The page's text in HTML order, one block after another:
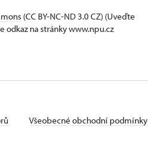
(CC BY-NC-ND 3.0 CZ) (Uveďte
odkaz na stránky www.npu.cz
Všeobecné obchodní podmínky